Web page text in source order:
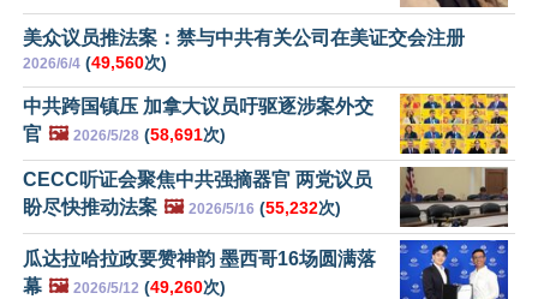
美众议员推法案：禁与中共有关公司在美证交会注册
2026/6/4 (49,560次)
中共跨国镇压 加拿大议员吁驱逐涉案外交
官 🖼️ 2026/5/28 (58,691次)
CECC听证会聚焦中共强摘器官 两党议员
盼尽快推动法案 🖼️ 2026/5/16 (55,232次)
瓜达拉哈拉政要赞神韵 墨西哥16场圆满落
幕 🖼️ 2026/5/12 (49,260次)